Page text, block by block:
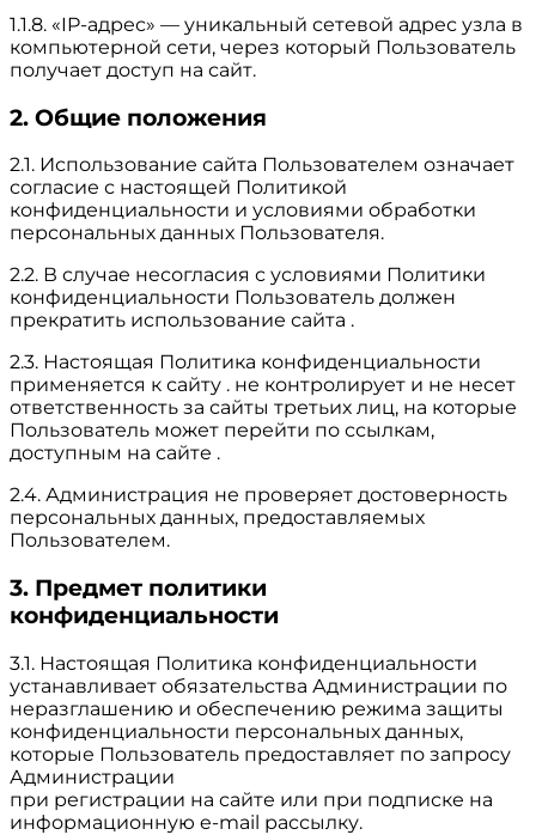
1.1.8. «IP-адрес» — уникальный сетевой адрес узла в
компьютерной сети, через который Пользователь
получает доступ на сайт.
2. Общие положения
2.1. Использование сайта Пользователем означает
согласие с настоящей Политикой
конфиденциальности и условиями обработки
персональных данных Пользователя.
2.2. В случае несогласия с условиями Политики
конфиденциальности Пользователь должен
прекратить использование сайта .
2.3. Настоящая Политика конфиденциальности
применяется к сайту . не контролирует и не несет
ответственность за сайты третьих лиц, на которые
Пользователь может перейти по ссылкам,
доступным на сайте .
2.4. Администрация не проверяет достоверность
персональных данных, предоставляемых
Пользователем.
3. Предмет политики
конфиденциальности
3.1. Настоящая Политика конфиденциальности
устанавливает обязательства Администрации по
неразглашению и обеспечению режима защиты
конфиденциальности персональных данных,
которые Пользователь предоставляет по запросу
Администрации
при регистрации на сайте или при подписке на
информационную e-mail рассылку.